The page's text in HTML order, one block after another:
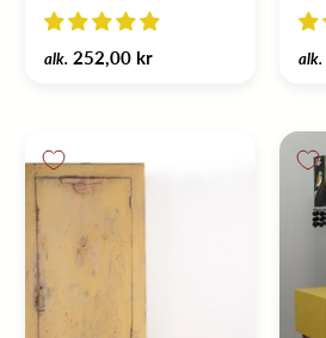
alk. 252,00 kr alk.